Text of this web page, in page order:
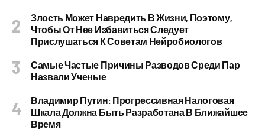
Злость Может Навредить В Жизни, Поэтому,
Чтобы От Нее Избавиться Следует
Прислушаться К Советам Нейробиологов
Самые Частые Причины Разводов Среди Пар
Назвали Ученые
Владимир Путин: Прогрессивная Налоговая
Шкала Должна Быть Разработана В Ближайшее
Время